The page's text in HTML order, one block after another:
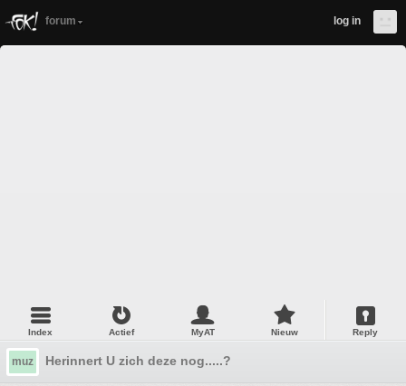
forum log in
Index Actief MyAT Nieuw Reply
muz Herinnert U zich deze nog.....?